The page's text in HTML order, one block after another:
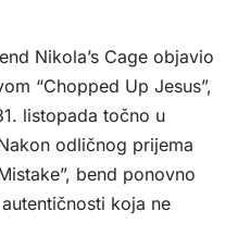
Nikola’s Cage objavio
“Chopped Up Jesus”,
listopada točno u
odličnog prijema
bend ponovno
koja ne